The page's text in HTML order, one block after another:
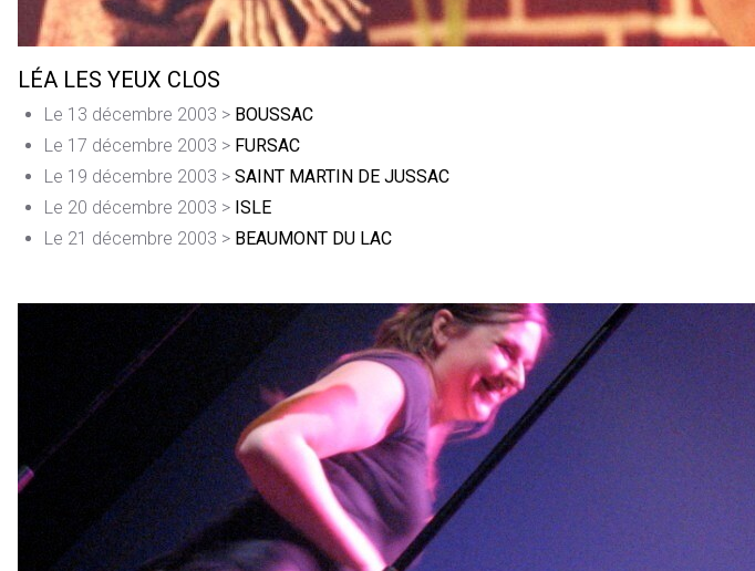
LÉA LES YEUX CLOS
Le 13 décembre 2003 > BOUSSAC
Le 17 décembre 2003 > FURSAC
Le 19 décembre 2003 > SAINT MARTIN DE JUSSAC
Le 20 décembre 2003 > ISLE
Le 21 décembre 2003 > BEAUMONT DU LAC